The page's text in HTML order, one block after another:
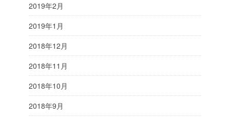
2019年2月
2019年1月
2018年12月
2018年11月
2018年10月
2018年9月